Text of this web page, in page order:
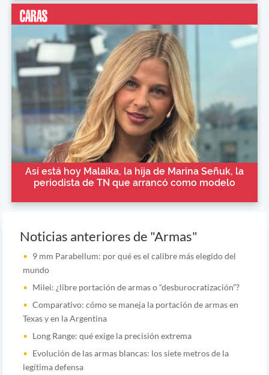
Así está hoy Malaika, la hija de Marina Señuk, la
periodista de TN que arrancó como modelo
Noticias anteriores de "Armas"
9 mm Parabellum: por qué es el calibre más elegido del
mundo
Milei: ¿libre portación de armas o “desburocratización”?
Comparativo: cómo se maneja la portación de armas en
Texas y en la Argentina
Long Range: qué exige la precisión extrema
Evolución de las armas blancas: los siete metros de la
legítima defensa